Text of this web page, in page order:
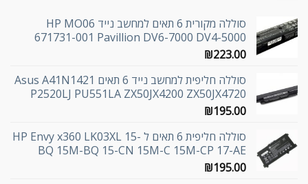
סוללה מקורית 6 תאים למחשב נייד HP MO06
671731-001 Pavillion DV6-7000 DV4-5000
₪223.00
סוללה חליפית למחשב נייד 6 תאים Asus A41N1421
P2520LJ PU551LA ZX50JX4200 ZX50JX4720
₪195.00
סוללה חליפית 6 תאים ל HP Envy x360 LK03XL 15-
BQ 15M-BQ 15-CN 15M-C 15M-CP 17-AE
₪195.00